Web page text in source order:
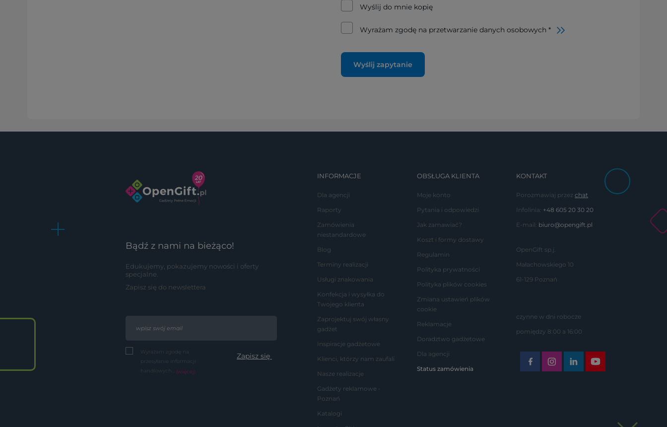
Wyślij do mnie kopię
Wyrażam zgodę na przetwarzanie danych osobowych *
Wyślij zapytanie
Bądź z nami na bieżąco!
Edukujemy, pokazujemy nowości i oferty
specjalne.
Zapisz się do newslettera
Wyrażam zgodę na
przesyłanie informacji
handlowych... (więcej)
INFORMACJE
Dla agencji
Raporty
Zamówienia
niestandardowe
Blog
Terminy realizacji
Usługi znakowania
Konfekcja i wysyłka do
Twojego klienta
Zaprojektuj swój własny
gadżet
Inspiracje gadżetowe
Klienci, którzy nam zaufali
Nasze realizacje
Gadżety reklamowe -
Poznań
Katalogi
OBSŁUGA KLIENTA
Moje konto
Pytania i odpowiedzi
Jak zamawiać?
Koszt i formy dostawy
Regulamin
Polityka prywatności
Polityka plików cookies
Zmiana ustawień plików
cookie
Reklamacje
Doradztwo gadżetowe
Dla agencji
Status zamówienia
KONTAKT
Porozmawiaj przezchat
Infolinia: +48 605 20 30 20
E-mail: biuro@opengift.pl
OpenGift sp.j.
Małachowskiego 10
61-129 Poznań
czynne w dni robocze
pomiędzy 8:00 a 16:00